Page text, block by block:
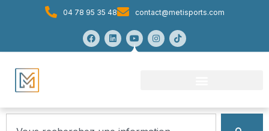
04 78 95 35 48 contact@metisports.com